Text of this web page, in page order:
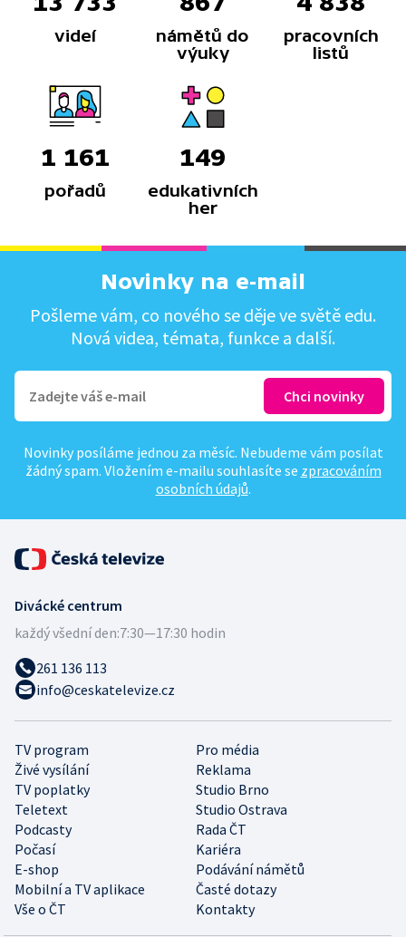
videí
námětů do
výuky
pracovních
listů
1 161
pořadů
149
edukativních
her
Novinky na e-mail
Pošleme vám, co nového se děje ve světě edu.
Nová videa, témata, funkce a další.
Novinky posíláme jednou za měsíc. Nebudeme vám posílat
žádný spam. Vložením e-mailu souhlasíte se zpracováním
osobních údajů.